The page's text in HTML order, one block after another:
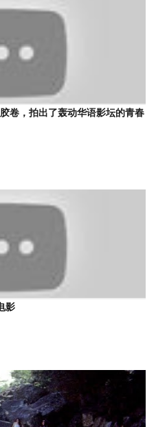
卷，拍出了轰动华语影坛的青春
影